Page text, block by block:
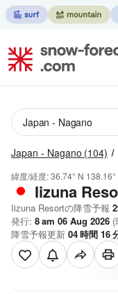
Japan - Nagano (104)
緯度/経度:36.74° N 138.16°
Iizuna
Iizuna Resortの降雪予報
発行: 8 am 06 Aug 2026
降雪予報更新 04時間 16